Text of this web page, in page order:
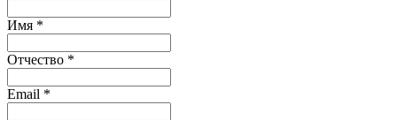
Имя *
Отчество *
Email *